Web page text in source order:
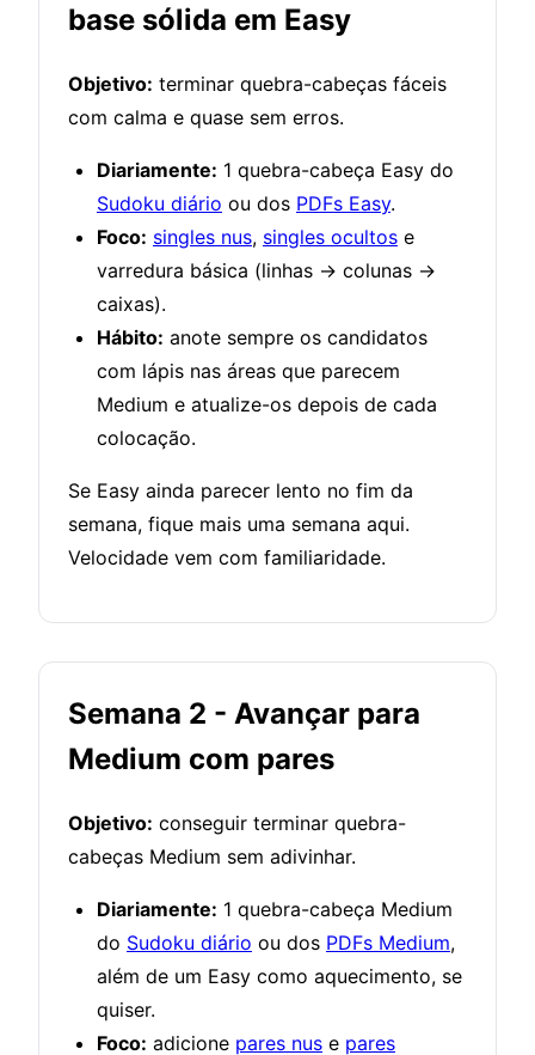
base sólida em Easy
Objetivo: terminar quebra-cabeças fáceis
com calma e quase sem erros.
Diariamente: 1 quebra-cabeça Easy do
Sudoku diário ou dos PDFs Easy.
Foco: singles nus, singles ocultos e
varredura básica (linhas → colunas →
caixas).
Hábito: anote sempre os candidatos
com lápis nas áreas que parecem
Medium e atualize-os depois de cada
colocação.
Se Easy ainda parecer lento no fim da
semana, fique mais uma semana aqui.
Velocidade vem com familiaridade.
Semana 2 - Avançar para
Medium com pares
Objetivo: conseguir terminar quebra-
cabeças Medium sem adivinhar.
Diariamente: 1 quebra-cabeça Medium
do Sudoku diário ou dos PDFs Medium,
além de um Easy como aquecimento, se
quiser.
Foco: adicione pares nus e pares